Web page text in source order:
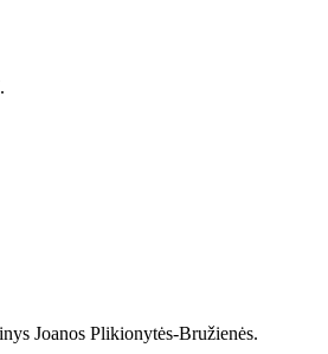
Joanos Plikionytės-Bružienės.